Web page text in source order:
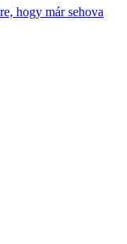
hogy már sehova